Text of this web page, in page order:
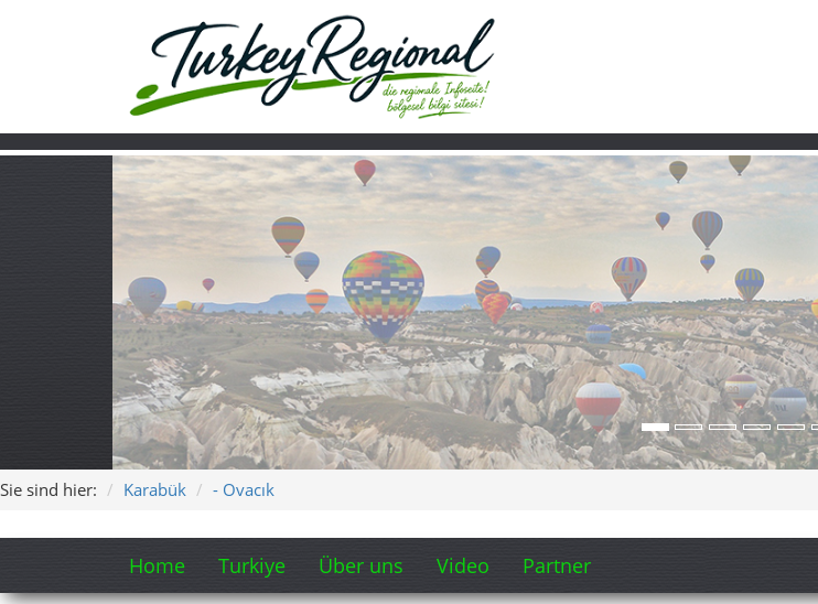
Karabük - Ovacık
Home Turkiye Über uns Video
Ovacık – Wälder, Täler und
Song: Ovacık – Land der hohen Wälder
Großstadt zu entfliehen. Perfekt, um sich schon vor der Reise in die Atmosphäre von
Version 1 (6:29 Min.)